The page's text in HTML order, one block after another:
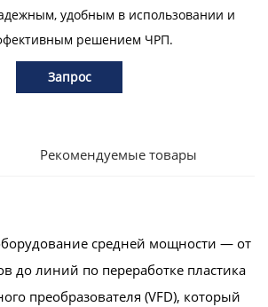
удобным в использовании и
решением ЧРП.
Запрос
Рекомендуемые товары
средней мощности — от
до линий по переработке пластика
преобразователя (VFD), который